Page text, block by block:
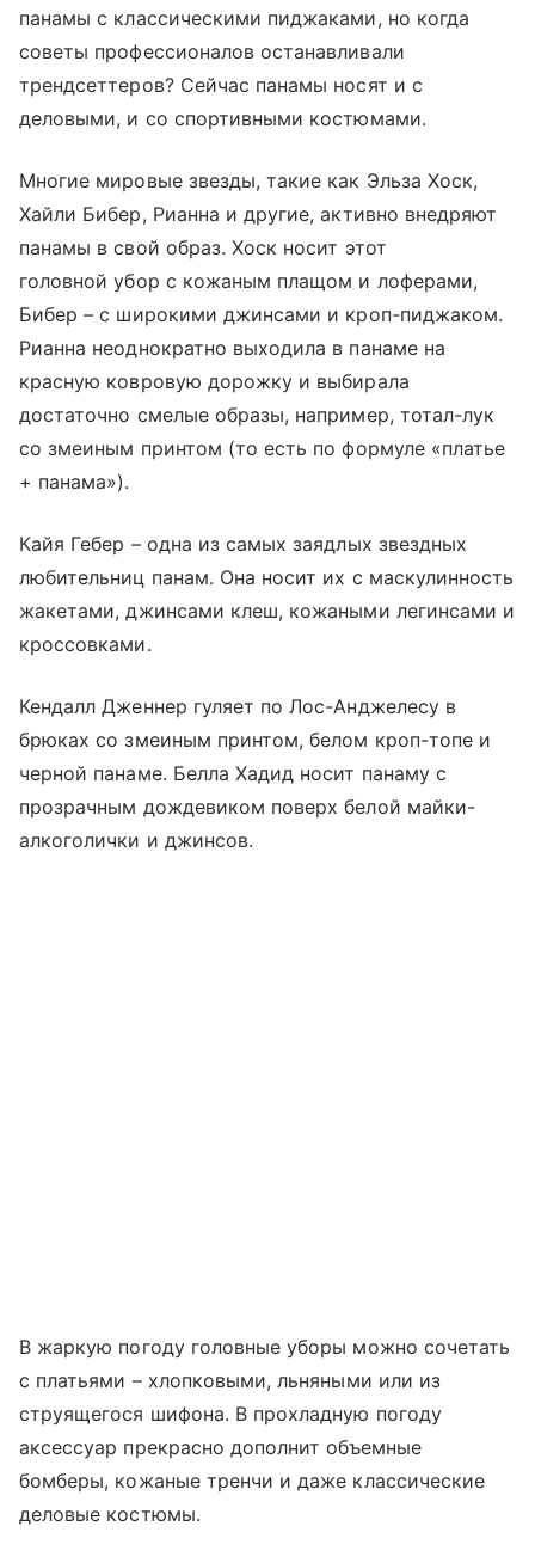
панамы с классическими пиджаками, но когда
советы профессионалов останавливали
трендсеттеров? Сейчас панамы носят и с
деловыми, и со спортивными костюмами.
Многие мировые звезды, такие как Эльза Хоск,
Хайли Бибер, Рианна и другие, активно внедряют
панамы в свой образ. Хоск носит этот
головной убор с кожаным плащом и лоферами,
Бибер – с широкими джинсами и кроп-пиджаком.
Рианна неоднократно выходила в панаме на
красную ковровую дорожку и выбирала
достаточно смелые образы, например, тотал-лук
со змеиным принтом (то есть по формуле «платье
+ панама»).
Кайя Гебер – одна из самых заядлых звездных
любительниц панам. Она носит их с маскулинность
жакетами, джинсами клеш, кожаными легинсами и
кроссовками.
Кендалл Дженнер гуляет по Лос-Анджелесу в
брюках со змеиным принтом, белом кроп-топе и
черной панаме. Белла Хадид носит панаму с
прозрачным дождевиком поверх белой майки-
алкоголички и джинсов.
В жаркую погоду головные уборы можно сочетать
с платьями – хлопковыми, льняными или из
струящегося шифона. В прохладную погоду
аксессуар прекрасно дополнитобъемные
бомберы, кожаные тренчи и даже классические
деловые костюмы.